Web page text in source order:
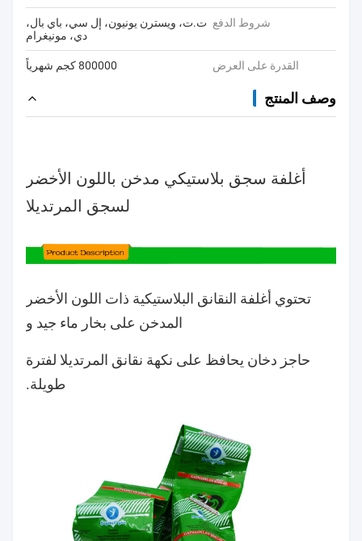
شروط الدفع ت.ت، ويسترن يونيون، إل سي، باي بال،
دي، مونيغرام
القدرة على العرض 800000 كجم شهرياً
وصف المنتج
أغلفة سجق بلاستيكي مدخن باللون الأخضر
لسجق المرتديلا
تحتوي أغلفة النقانق البلاستيكية ذات اللون الأخضر
المدخن على بخار ماء جيد و
حاجز دخان يحافظ على نكهة نقانق المرتديلا لفترة
طويلة.